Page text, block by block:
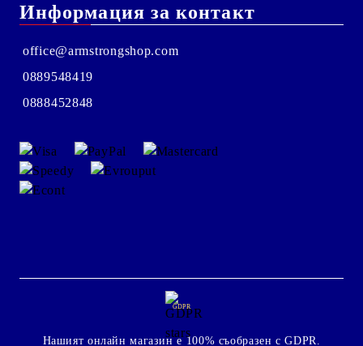
Информация за контакт
office@armstrongshop.com
0889548419
0888452848
GDPR
Нашият онлайн магазин е 100% съобразен с GDPR.